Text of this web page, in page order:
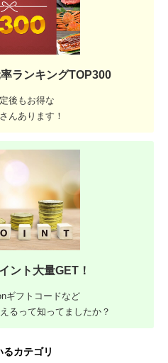
ランキングTOP300
後もお得な
んあります！
ント大量GET！
ギフトコードなど
るって知ってましたか？
カテゴリ